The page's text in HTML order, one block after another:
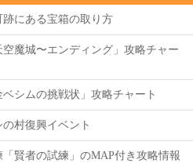
跡にある宝箱の取り方
空魔城〜エンディング」攻略チャー
ベシムの挑戦状」攻略チャート
の村復興イベント
「賢者の試練」のMAP付き攻略情報